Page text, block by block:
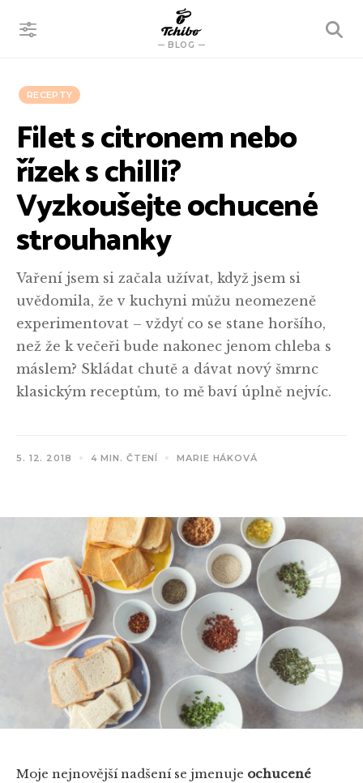
BLOG
VYHLEDÁVÁNÍ
RECEPTY
Filet s citronem nebo
řízek s chilli?
Vyzkoušejte ochucené
strouhanky
Vaření jsem si začala užívat, když jsem si
uvědomila, že v kuchyni můžu neomezeně
experimentovat – vždyť co se stane horšího,
než že k večeři bude nakonec jenom chleba s
máslem? Skládat chutě a dávat nový šmrnc
klasickým receptům, to mě baví úplně nejvíc.
5. 12. 2018 4 MIN. ČTENÍ MARIE HÁKOVÁ
Moje nejnovější nadšení se jmenuje ochucené